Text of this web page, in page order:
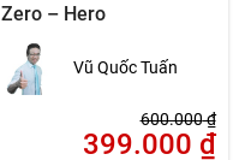
Zero – Hero
Vũ Quốc Tuấn
600.000₫
399.000 ₫